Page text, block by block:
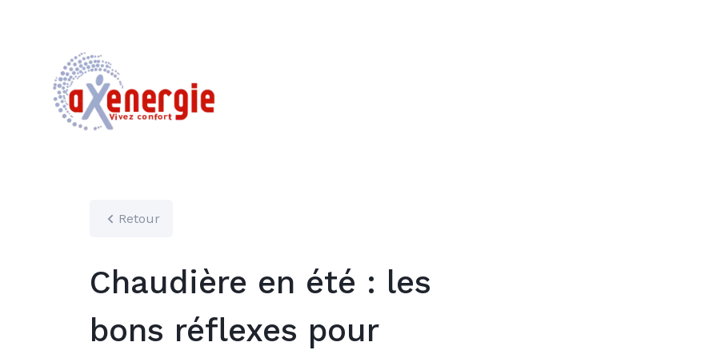
Retour
Chaudière en été : les
bons réflexes pour